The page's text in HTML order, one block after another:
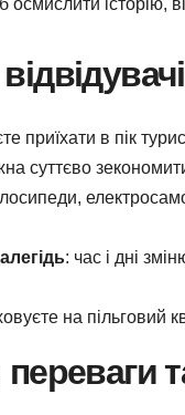
історію,
приїхати в пік
суттєво
: час і дні
на пільговий